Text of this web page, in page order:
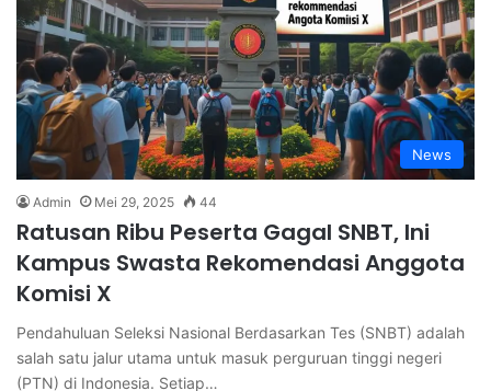
News
Admin Mei 29, 2025 44
Ratusan Ribu Peserta Gagal SNBT, Ini
Kampus Swasta Rekomendasi Anggota
Komisi X
Pendahuluan Seleksi Nasional Berdasarkan Tes (SNBT) adalah
salah satu jalur utama untuk masuk perguruan tinggi negeri
(PTN) di Indonesia. Setiap…